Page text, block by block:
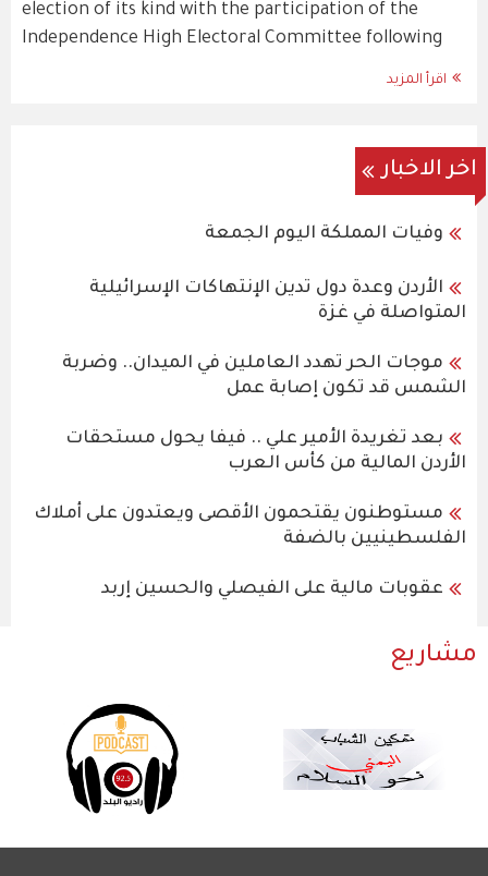
election of its kind with the participation of the
Independence High Electoral Committee following
اقرأ المزيد
اخر الاخبار
وفيات المملكة اليوم الجمعة
الأردن وعدة دول تدين الإنتهاكات الإسرائيلية
المتواصلة في غزة
موجات الحر تهدد العاملين في الميدان.. وضربة
الشمس قد تكون إصابة عمل
بعد تغريدة الأمير علي .. فيفا يحول مستحقات
الأردن المالية من كأس العرب
مستوطنون يقتحمون الأقصى ويعتدون على أملاك
الفلسطينيين بالضفة
عقوبات مالية على الفيصلي والحسين إربد
مشاريع